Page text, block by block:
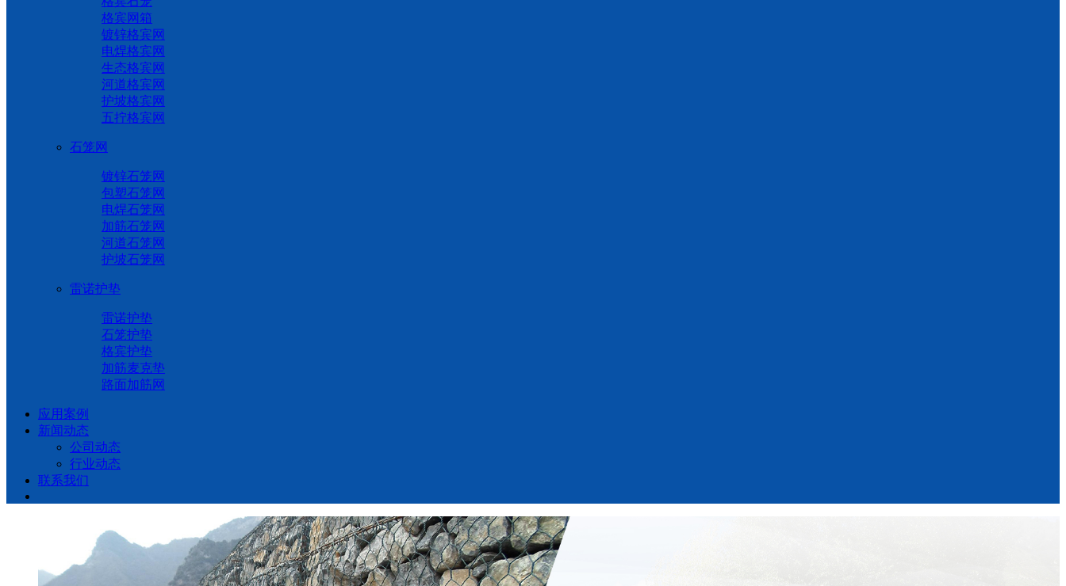
格宾网箱
镀锌格宾网
电焊格宾网
生态格宾网
河道格宾网
护坡格宾网
五拧格宾网
石笼网
镀锌石笼网
包塑石笼网
电焊石笼网
加筋石笼网
河道石笼网
护坡石笼网
雷诺护垫
雷诺护垫
石笼护垫
格宾护垫
加筋麦克垫
路面加筋网
应用案例
新闻动态
公司动态
行业动态
联系我们